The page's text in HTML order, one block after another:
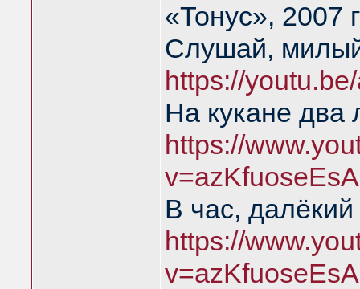
«Тонус», 2007
Слушай,
https://
На кукане два
https://
В час, далёкий
https://